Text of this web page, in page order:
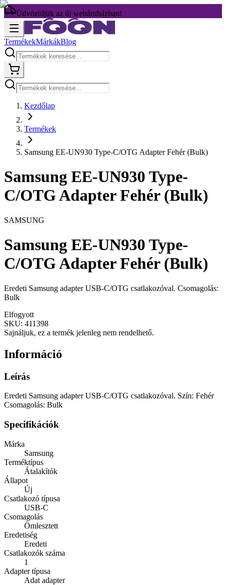
Üdvözöljük az új webáruházban!
TermékekMárkákBlog
Kezdőlap
Termékek
Samsung EE-UN930 Type-C/OTG Adapter Fehér (Bulk)
Samsung EE-UN930 Type-
C/OTG Adapter Fehér (Bulk)
SAMSUNG
Samsung EE-UN930 Type-
C/OTG Adapter Fehér (Bulk)
Eredeti Samsung adapter USB-C/OTG csatlakozóval. Csomagolás:
Bulk
Elfogyott
SKU: 411398
Sajnáljuk, ez a termék jelenleg nem rendelhető.
Információ
Leírás
Eredeti Samsung adapter USB-C/OTG csatlakozóval. Szín: Fehér
Csomagolás: Bulk
Specifikációk
Márka
Samsung
Terméktípus
Átalakítók
Állapot
Új
Csatlakozó típusa
USB-C
Csomagolás
Ömlesztett
Eredetiség
Eredeti
Csatlakozók száma
1
Adapter típusa
Adat adapter